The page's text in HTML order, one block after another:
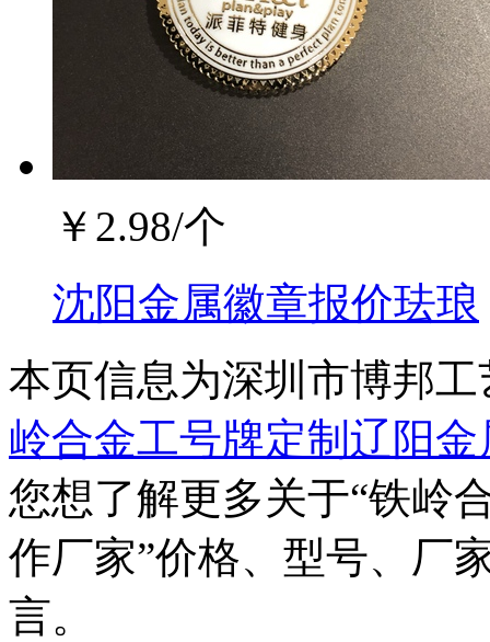
￥ 2.98/个
沈阳金属徽章报价珐琅
本页信息为深圳市博邦
岭合金工号牌定制辽阳
您想了解更多关于“铁岭
作厂家”价格、型号、厂
言。